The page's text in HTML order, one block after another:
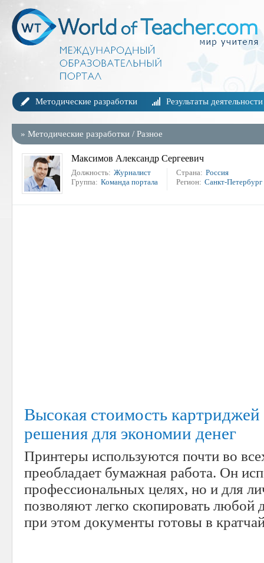
Методические разработки Результаты деятельности
» Методические разработки / Разное
Максимов Александр Сергеевич
Должность: Журналист
Группа: Команда портала
Страна: Россия
Регион: Санкт-Петербург
Высокая стоимость
решения для экономии денег
Принтеры используются почти во
преобладает бумажная работа. Он
профессиональных целях, но и для
позволяют легко скопировать любой
при этом документы готовы в